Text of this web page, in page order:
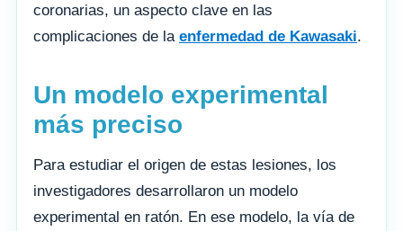
coronarias, un aspecto clave en las
complicaciones de la enfermedad de Kawasaki.
Un modelo experimental
más preciso
Para estudiar el origen de estas lesiones, los
investigadores desarrollaron un modelo
experimental en ratón. En ese modelo, la vía de